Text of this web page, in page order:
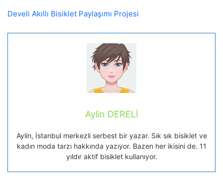
Develi Akıllı Bisiklet Paylaşımı Projesi
Aylin DERELİ
Aylin, İstanbul merkezli serbest bir yazar. Sık sık bisiklet ve
kadın moda tarzı hakkında yazıyor. Bazen her ikisini de. 11
yıldır aktif bisiklet kullanıyor.